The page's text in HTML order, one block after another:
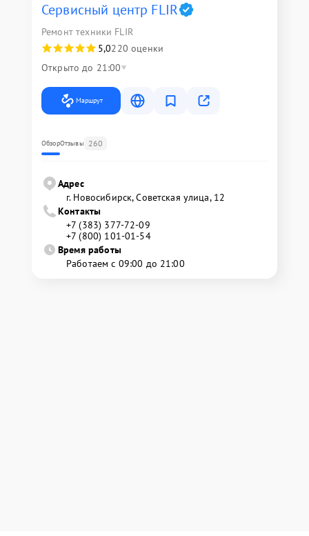
Сервисный центр FLIR
Ремонт техники FLIR
5,0220 оценки
Открыто до 21:00
Маршрут
ОбзорОтзывы 260
Адрес
г. Новосибирск, Советская улица, 12
Контакты
+7 (383) 377-72-09
+7 (800) 101-01-54
Время работы
Работаем с 09:00 до 21:00